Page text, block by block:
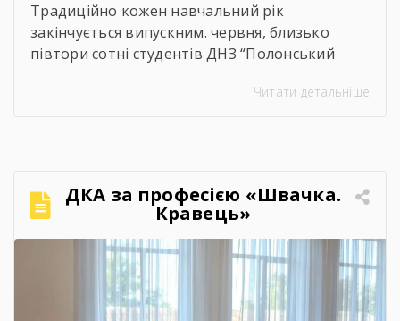
Традиційно кожен навчальний рік
закінчується випускним. червня, близько
півтори сотні студентів ДНЗ “Полонський
одержали дипломи кваліфікованих
привітання та міцні обійми найрідніших. Для
вас, дорогі випускники, закінчився черговий
етап. А далі […]
Читати детальніше
ДКА за професією «Швачка.
Кравець»